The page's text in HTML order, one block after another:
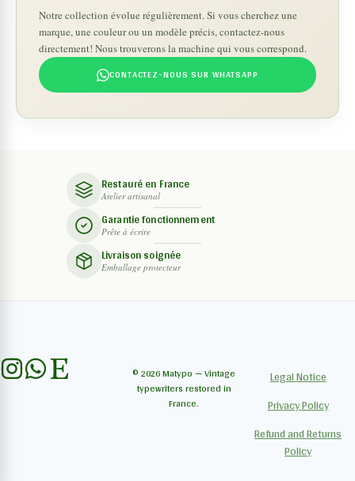
Notre collection évolue régulièrement. Si vous cherchez une
marque, une couleur ou un modèle précis, contactez-nous
directement! Nous trouverons la machine qui vous correspond.
CONTACTEZ-NOUS SUR WHATSAPP
Restauré en France
Atelier artisanal
Garantie fonctionnement
Prête à écrire
Livraison soignée
Emballage protecteur
© 2026 Matypo — Vintage
typewriters restored in
France.
Legal Notice
Privacy Policy
Refund and Returns
Policy